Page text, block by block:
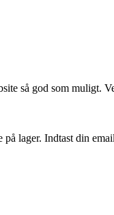
så god som muligt.
lager. Indtast din